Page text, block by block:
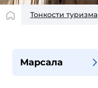
Тонкости туризма
Марсала